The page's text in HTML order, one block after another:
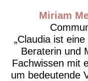
Miriam
Claudia ist
Beraterin und
Fachwissen mit
um bedeutende